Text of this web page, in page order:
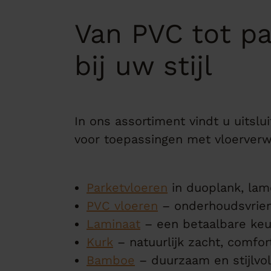
Van PVC tot
bij uw stijl
In ons assortiment vindt u
voor toepassingen met
Parketvloeren in duoplank,
PVC vloeren –
Laminaat – een betaalbare
Kurk – natuurlijk zacht,
Bamboe – duurzaam en